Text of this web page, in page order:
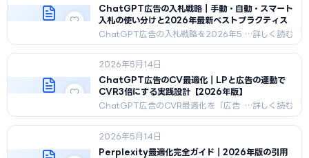
ドマップを2026年5月時点の実データ
で提示します。
ChatGPT広告の入札戦略｜手動・自動・スマート
入札の使い分けと2026年最新ベストプラクティス
ChatGPT広告の入札戦略を2026年5
月時点で体系化。手動/自動/スマート入
札の使い分け、フェーズ別の最適戦略、
業種別ベストプラクティス、失敗5パタ
ーン。
2026年5月14日
ChatGPT広告のCV最適化｜LPと広告の連動で
CVR3倍にする実践設計【2026年版】
ChatGPT広告のCVR最適化を「広告
×LP×フォーム」3軸で解説。業種別
CVR平均、阻害要因8つ、CVR3倍の
実例3つ、30日改善プランまで網羅。
2026年5月14日
Perplexity最適化完全ガイド｜2026年版の引用